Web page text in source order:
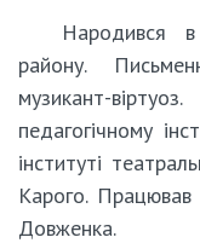
Народився
району.
музикант-
педагогічному
інституті
Карого. Працював
Довженка.